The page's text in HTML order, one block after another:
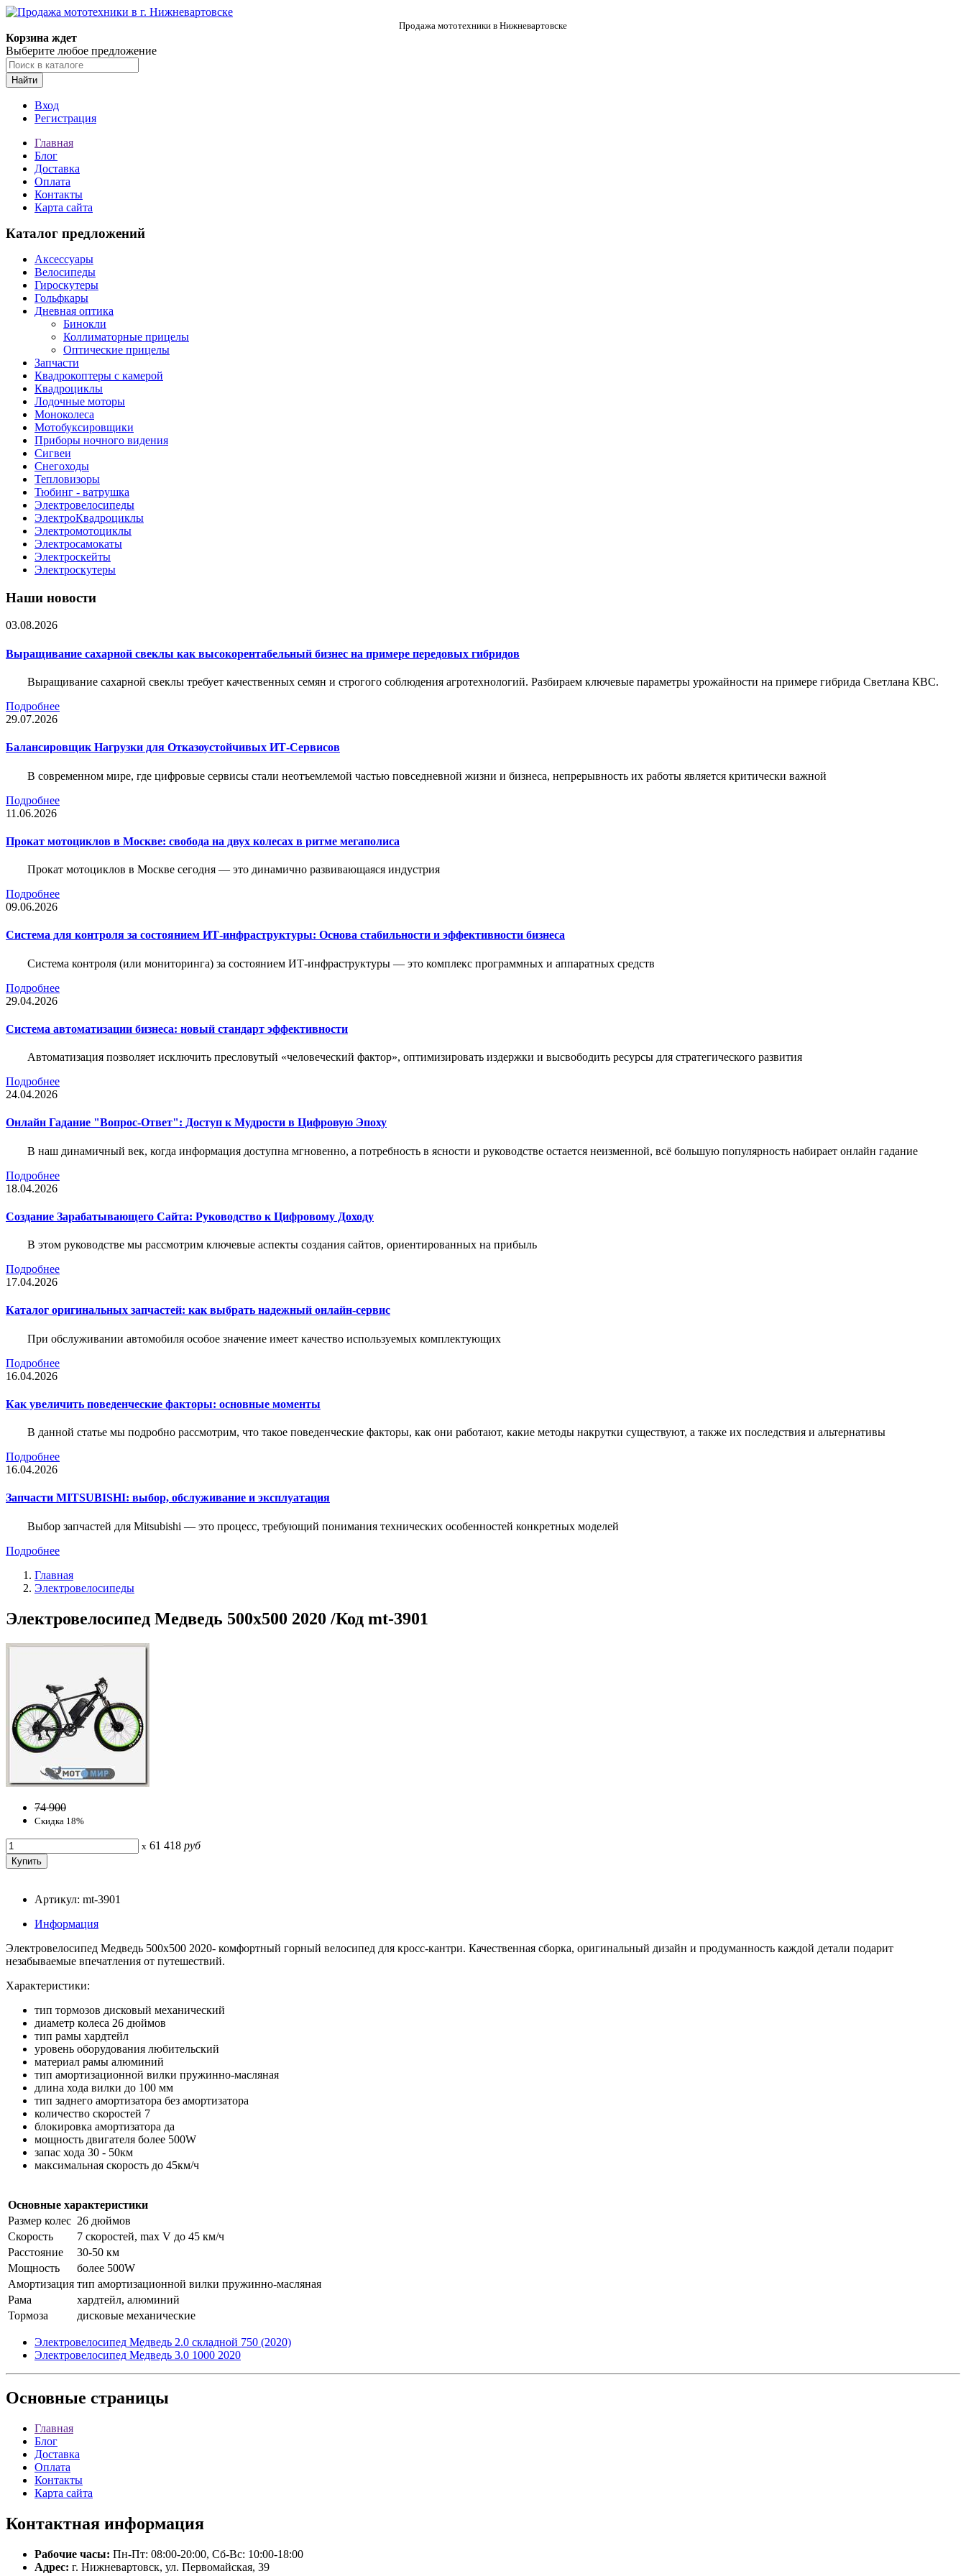
Продажа мототехники в Нижневартовске
Корзина ждет
Выберите любое предложение
Найти
Вход
Регистрация
Главная
Блог
Доставка
Оплата
Контакты
Карта сайта
Каталог предложений
Аксессуары
Велосипеды
Гироскутеры
Гольфкары
Дневная оптика
Бинокли
Коллиматорные прицелы
Оптические прицелы
Запчасти
Квадрокоптеры с камерой
Квадроциклы
Лодочные моторы
Моноколеса
Мотобуксировщики
Приборы ночного видения
Сигвеи
Снегоходы
Тепловизоры
Тюбинг - ватрушка
Электровелосипеды
ЭлектроКвадроциклы
Электромотоциклы
Электросамокаты
Электроскейты
Электроскутеры
Наши новости
03.08.2026
Выращивание сахарной свеклы как высокорентабельный бизнес на примере передовых гибридов
Выращивание сахарной свеклы требует качественных семян и строгого соблюдения агротехнологий. Разбираем ключевые параметры урожайности на примере гибрида Светлана КВС.
Подробнее
29.07.2026
Балансировщик Нагрузки для Отказоустойчивых ИТ-Сервисов
В современном мире, где цифровые сервисы стали неотъемлемой частью повседневной жизни и бизнеса, непрерывность их работы является критически важной
Подробнее
11.06.2026
Прокат мотоциклов в Москве: свобода на двух колесах в ритме мегаполиса
Прокат мотоциклов в Москве сегодня — это динамично развивающаяся индустрия
Подробнее
09.06.2026
Система для контроля за состоянием ИТ-инфраструктуры: Основа стабильности и эффективности бизнеса
Система контроля (или мониторинга) за состоянием ИТ-инфраструктуры — это комплекс программных и аппаратных средств
Подробнее
29.04.2026
Система автоматизации бизнеса: новый стандарт эффективности
Автоматизация позволяет исключить пресловутый «человеческий фактор», оптимизировать издержки и высвободить ресурсы для стратегического развития
Подробнее
24.04.2026
Онлайн Гадание "Вопрос-Ответ": Доступ к Мудрости в Цифровую Эпоху
В наш динамичный век, когда информация доступна мгновенно, а потребность в ясности и руководстве остается неизменной, всё большую популярность набирает онлайн гадание
Подробнее
18.04.2026
Создание Зарабатывающего Сайта: Руководство к Цифровому Доходу
В этом руководстве мы рассмотрим ключевые аспекты создания сайтов, ориентированных на прибыль
Подробнее
17.04.2026
Каталог оригинальных запчастей: как выбрать надежный онлайн-сервис
При обслуживании автомобиля особое значение имеет качество используемых комплектующих
Подробнее
16.04.2026
Как увеличить поведенческие факторы: основные моменты
В данной статье мы подробно рассмотрим, что такое поведенческие факторы, как они работают, какие методы накрутки существуют, а также их последствия и альтернативы
Подробнее
16.04.2026
Запчасти MITSUBISHI: выбор, обслуживание и эксплуатация
Выбор запчастей для Mitsubishi — это процесс, требующий понимания технических особенностей конкретных моделей
Подробнее
Главная
Электровелосипеды
Электровелосипед Медведь 500x500 2020 /Код mt-3901
74 900
Скидка 18%
x 61 418 руб
Артикул: mt-3901
Информация
Электровелосипед Медведь 500x500 2020- комфортный горный велосипед для кросс-кантри. Качественная сборка, оригинальный дизайн и продуманность каждой детали подарит
незабываемые впечатления от путешествий.
Характеристики:
тип тормозов дисковый механический
диаметр колеса 26 дюймов
тип рамы хардтейл
уровень оборудования любительский
материал рамы алюминий
тип амортизационной вилки пружинно-масляная
длина хода вилки до 100 мм
тип заднего амортизатора без амортизатора
количество скоростей 7
блокировка амортизатора да
мощность двигателя более 500W
запас хода 30 - 50км
максимальная скорость до 45км/ч
Основные характеристики
Размер колес 26 дюймов
Скорость
7 скоростей, max V до 45 км/ч
Расстояние
30-50 км
Мощность
более 500W
Амортизация тип амортизационной вилки пружинно-масляная
Рама
хардтейл, алюминий
Тормоза
дисковые механические
Электровелосипед Медведь 2.0 складной 750 (2020)
Электровелосипед Медведь 3.0 1000 2020
Основные страницы
Главная
Блог
Доставка
Оплата
Контакты
Карта сайта
Контактная информация
Рабочие часы: Пн-Пт: 08:00-20:00, Сб-Вс: 10:00-18:00
Адрес: г. Нижневартовск, ул. Первомайская, 39